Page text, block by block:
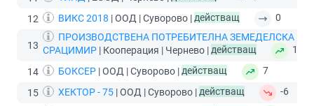
12
ВИКС 2018 | ООД | Суворово |действащ 0
13
ПРОИЗВОДСТВЕНА ПОТРЕБИТЕЛНА ЗЕМЕДЕЛСКА
СРАЦИМИР | Кооперация | Чернево |действащ
12
14
БОКСЕР | ООД | Суворово |действащ
7
15
ХЕКТОР - 75 | ООД | Суворово |действащ
-6